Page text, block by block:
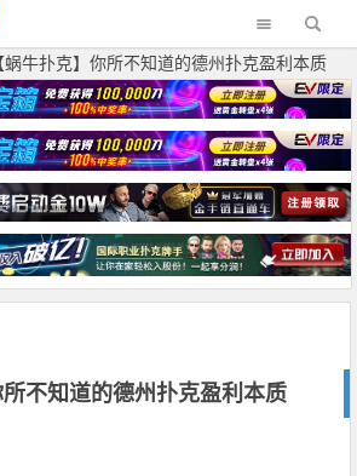
蜗牛扑克】你所不知道的德州扑克盈利本质
所不知道的德州扑克盈利本质